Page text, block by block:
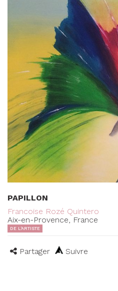
PAPILLON
Francoise Rozé Quintero
Aix-en-Provence, France
DE L'ARTISTE
Partager Suivre